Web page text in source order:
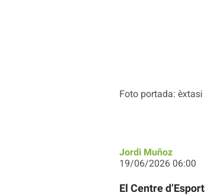
Foto portada:
Jordi Muñoz
19/06/2026 06:00
El Centre